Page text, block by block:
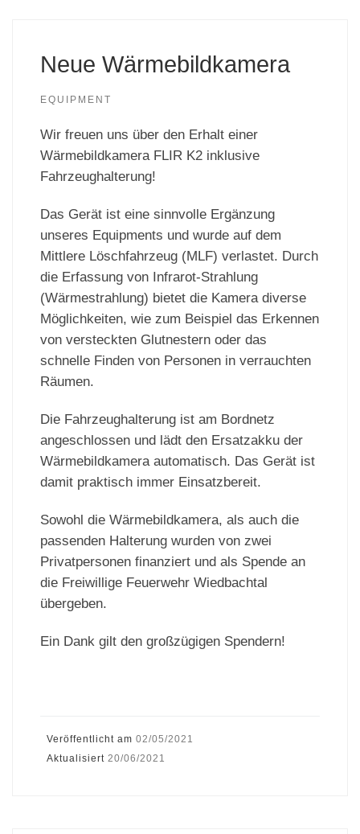
Neue Wärmebildkamera
EQUIPMENT
Wir freuen uns über den Erhalt einer
Wärmebildkamera FLIR K2 inklusive
Fahrzeughalterung!
Das Gerät ist eine sinnvolle Ergänzung
unseres Equipments und wurde auf dem
Mittlere Löschfahrzeug (MLF) verlastet. Durch
die Erfassung von Infrarot-Strahlung
(Wärmestrahlung) bietet die Kamera diverse
Möglichkeiten, wie zum Beispiel das Erkennen
von versteckten Glutnestern oder das
schnelle Finden von Personen in verrauchten
Räumen.
Die Fahrzeughalterung ist am Bordnetz
angeschlossen und lädt den Ersatzakku der
Wärmebildkamera automatisch. Das Gerät ist
damit praktisch immer Einsatzbereit.
Sowohl die Wärmebildkamera, als auch die
passenden Halterung wurden von zwei
Privatpersonen finanziert und als Spende an
die Freiwillige Feuerwehr Wiedbachtal
übergeben.
Ein Dank gilt den großzügigen Spendern!
Veröffentlicht am02/05/2021
Aktualisiert 20/06/2021